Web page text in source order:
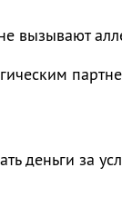
вызывают
деньги за